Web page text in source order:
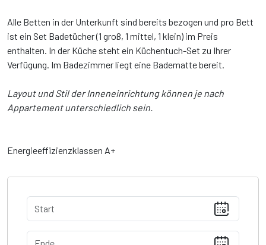
Alle Betten in der Unterkunft sind bereits bezogen und pro Bett
ist ein Set Badetücher (1 groß, 1 mittel, 1 klein) im Preis
enthalten. In der Küche steht ein Küchentuch-Set zu Ihrer
Verfügung. Im Badezimmer liegt eine Badematte bereit.
Layout und Stil der Inneneinrichtung können je nach
Appartement unterschiedlich sein.
Energieeffizienzklassen A+